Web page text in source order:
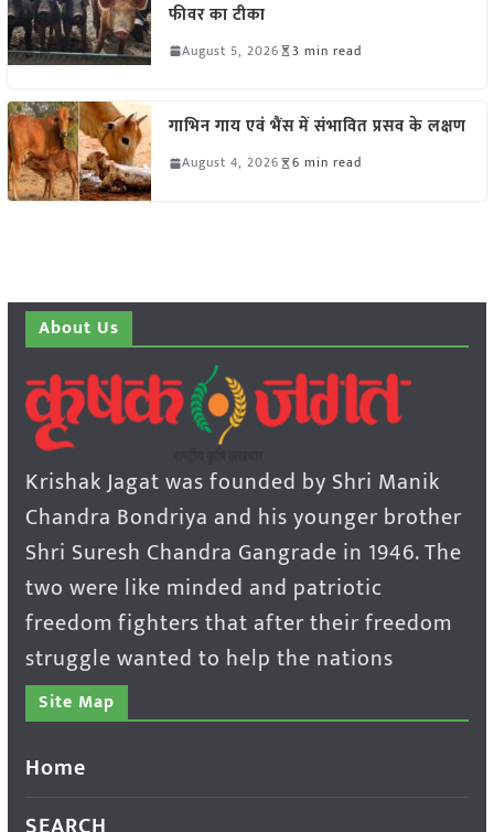
फीवर का टीका
August 5, 2026 3 min read
गाभिन गाय एवं भैंस में संभावित प्रसव के लक्षण
August 4, 2026 6 min read
About Us
Krishak Jagat was founded by Shri Manik
Chandra Bondriya and his younger brother
Shri Suresh Chandra Gangrade in 1946. The
two were like minded and patriotic
freedom fighters that after their freedom
struggle wanted to help the nations
Site Map
Home